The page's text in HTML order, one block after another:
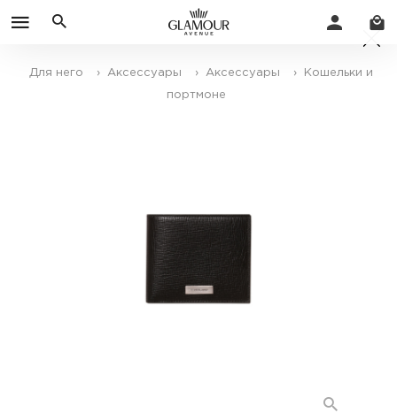
Для него › Аксессуары › Аксессуары › Кошельки и
портмоне